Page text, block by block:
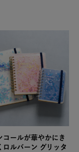
コールが華やかにき
ロルバーン グリッタ